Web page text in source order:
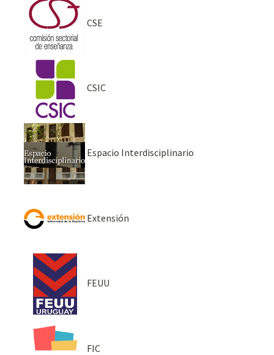
CSE
CSIC
Espacio Interdisciplinario
Extensión
FEUU
FIC